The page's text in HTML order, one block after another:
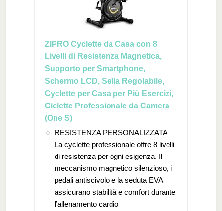
ZIPRO Cyclette da Casa con 8
Livelli di Resistenza Magnetica,
Supporto per Smartphone,
Schermo LCD, Sella Regolabile,
Cyclette per Casa per Più Esercizi,
Ciclette Professionale da Camera
(One S)
RESISTENZA PERSONALIZZATA –
La cyclette professionale offre 8 livelli
di resistenza per ogni esigenza. Il
meccanismo magnetico silenzioso, i
pedali antiscivolo e la seduta EVA
assicurano stabilità e comfort durante
l’allenamento cardio